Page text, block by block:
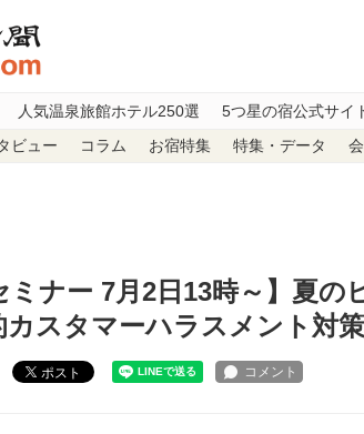
人気温泉旅館ホテル250選 5つ星の宿公式サイ
ビュー コラム お宿特集 特集・データ
ンセミナー 7月2日13時～】夏のピークにまだ間に合
ミナー 7月2日13時～】夏の
スタマーハラスメント対
ポスト